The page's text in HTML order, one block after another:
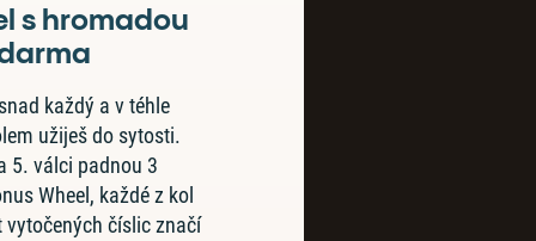
s hromadou
každý a v téhle
užiješ do sytosti.
5. válci padnou 3
Wheel, každé z kol
vytočených číslic značí